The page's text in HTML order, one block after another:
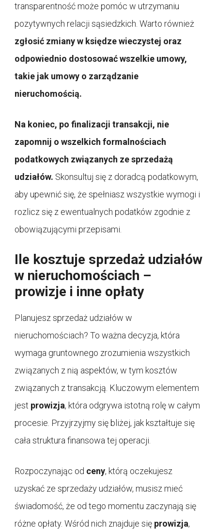
transparentność może pomóc w utrzymaniu
pozytywnych relacji sąsiedzkich. Warto również
zgłosić zmiany w księdze wieczystej oraz
odpowiednio dostosować wszelkie umowy,
takie jak umowy o zarządzanie
nieruchomością.
Na koniec, po finalizacji transakcji, nie
zapomnij o wszelkich formalnościach
podatkowych związanych ze sprzedażą
udziałów. Skonsultuj się z doradcą podatkowym,
aby upewnić się, że spełniasz wszystkie wymogi i
rozlicz się z ewentualnych podatków zgodnie z
obowiązującymi przepisami.
Ile kosztuje sprzedaż udziałów
w nieruchomościach –
prowizje i inne opłaty
Planujesz sprzedaż udziałów w
nieruchomościach? To ważna decyzja, która
wymaga gruntownego zrozumienia wszystkich
związanych z nią aspektów, w tym kosztów
związanych z transakcją. Kluczowym elementem
jest prowizja, która odgrywa istotną rolę w całym
procesie. Przyjrzyjmy się bliżej, jak kształtuje się
cała struktura finansowa tej operacji.
Rozpoczynając od ceny, którą oczekujesz
uzyskać ze sprzedaży udziałów, musisz mieć
świadomość, że od tego momentu zaczynają się
różne opłaty. Wśród nich znajduje się prowizja,